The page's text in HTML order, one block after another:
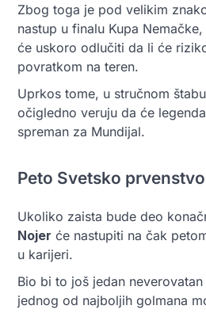
Zbog toga je pod velikim
nastup u finalu Kupa Nemačke,
će uskoro odlučiti da li će
povratkom na teren.
Uprkos tome, u stručnom
očigledno veruju da će
spreman za Mundijal.
Peto Svetsko prvenstvo
Ukoliko zaista bude deo
Nojer će nastupiti na čak
u karijeri.
Bio bi to još jedan
jednog od najboljih golmana